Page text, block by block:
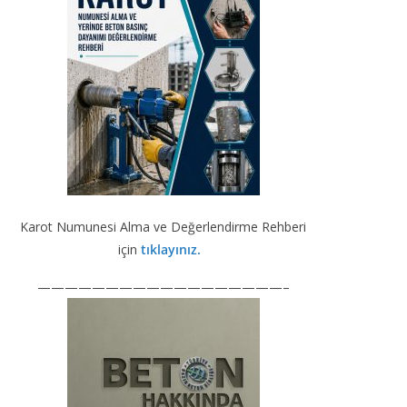
m n b
e
Karot Numunesi Alma ve Değerlendirme Rehberi
için tıklayınız.
——————————————————–